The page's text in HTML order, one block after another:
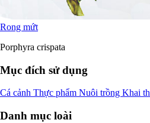
Rong mứt
Porphyra crispata
Mục đích sử dụng
Cá cảnh Thực phẩm Nuôi trồng Khai
Danh mục loài